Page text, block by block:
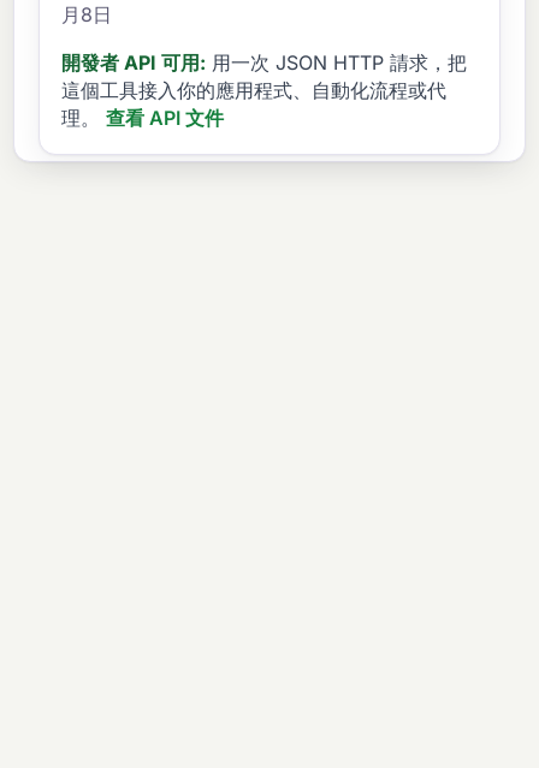
月8日
開發者 API 可用: 用一次 JSON HTTP 請求，把
這個工具接入你的應用程式、自動化流程或代
理。
查看 API 文件